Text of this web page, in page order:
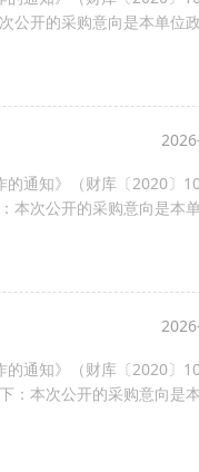
开的采购意向是本单位政
通知》（财库〔2020〕10
次公开的采购意向是本单
通知》（财库〔2020〕10
本次公开的采购意向是本